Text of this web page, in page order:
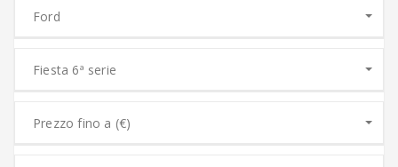
Ford
Fiesta 6ª serie
Prezzo fino a (€)